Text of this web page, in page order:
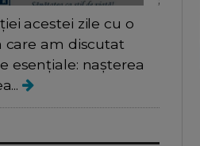
acestei zile cu o
care am discutat
esențiale: nașterea